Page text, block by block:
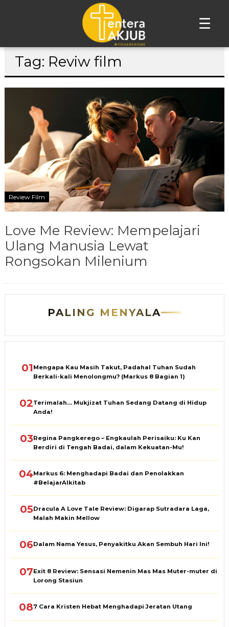
☰
Lompat
Tag: Reviw film
Review Film
Love Me Review: Mempelajari
Ulang Manusia Lewat
Rongsokan Milenium
PALING MENYALA
01Mengapa Kau Masih Takut, Padahal Tuhan Sudah
Berkali-kali Menolongmu? (Markus 8 Bagian 1)
02Terimalah… Mukjizat Tuhan Sedang Datang di Hidup
Anda!
03Regina Pangkerego – Engkaulah Perisaiku: Ku Kan
Berdiri di Tengah Badai, dalam Kekuatan-Mu!
04Markus 6: Menghadapi Badai dan Penolakkan
#BelajarAlkitab
05Dracula A Love Tale Review: Digarap Sutradara Laga,
Malah Makin Mellow
06Dalam Nama Yesus, Penyakitku Akan Sembuh Hari Ini!
07Exit 8 Review: Sensasi Nemenin Mas Mas Muter-muter di
Lorong Stasiun
087 Cara Kristen Hebat Menghadapi Jeratan Utang